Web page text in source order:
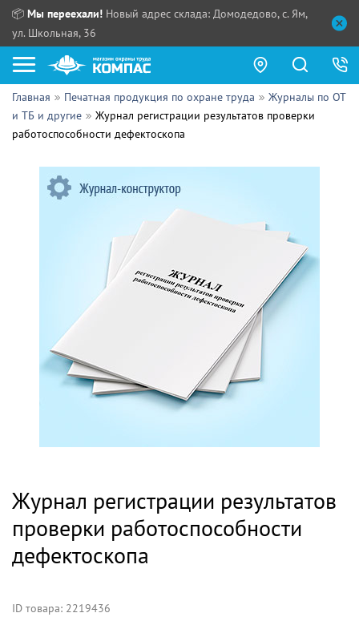
📦 Мы переехали! Новый адрес склада: Домодедово, с. Ям,
ул. Школьная, 36
Как купить?
Прайс-листы
Сотрудничество
ПН - ЧТ:
Выдача продукции:
Главная Печатная продукция по охране труда
Журналы по ОТ
и ТБ и другие
Журнал регистрации результатов проверки
работоспособности дефектоскопа
Журнал регистрации результатов
проверки работоспособности
дефектоскопа
ID товара: 2219436